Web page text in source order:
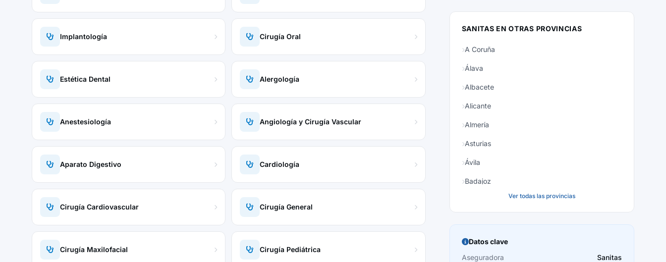
Implantología Cirugía Oral
Estética Dental Alergología
Anestesiología Angiología y Cirugía Vascular
Aparato Digestivo Cardiología
Cirugía Cardiovascular Cirugía General
Cirugía Maxilofacial Cirugía Pediátrica
SANITAS EN OTRAS PROVINCIAS
A Coruña
Álava
Albacete
Alicante
Almería
Asturias
Ávila
Badajoz
Burgos
Cáceres
Ver todas las provincias
Datos clave
Aseguradora
Sanitas